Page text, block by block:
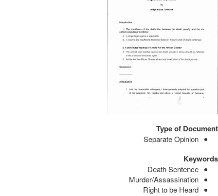
Type of Document
Separate Opinion
Keywords
Death Sentence
Murder/Assassination
Right to be Heard